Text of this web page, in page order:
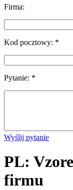
Firma:
Kod pocztowy: *
Pytanie: *
Wyślij pytanie
PL:
firmu